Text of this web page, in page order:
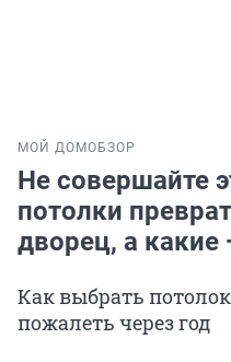
МОЙ ДОМОБЗОР
Не совершайте
потолки
дворец, а какие
Как выбрать
пожалеть через год